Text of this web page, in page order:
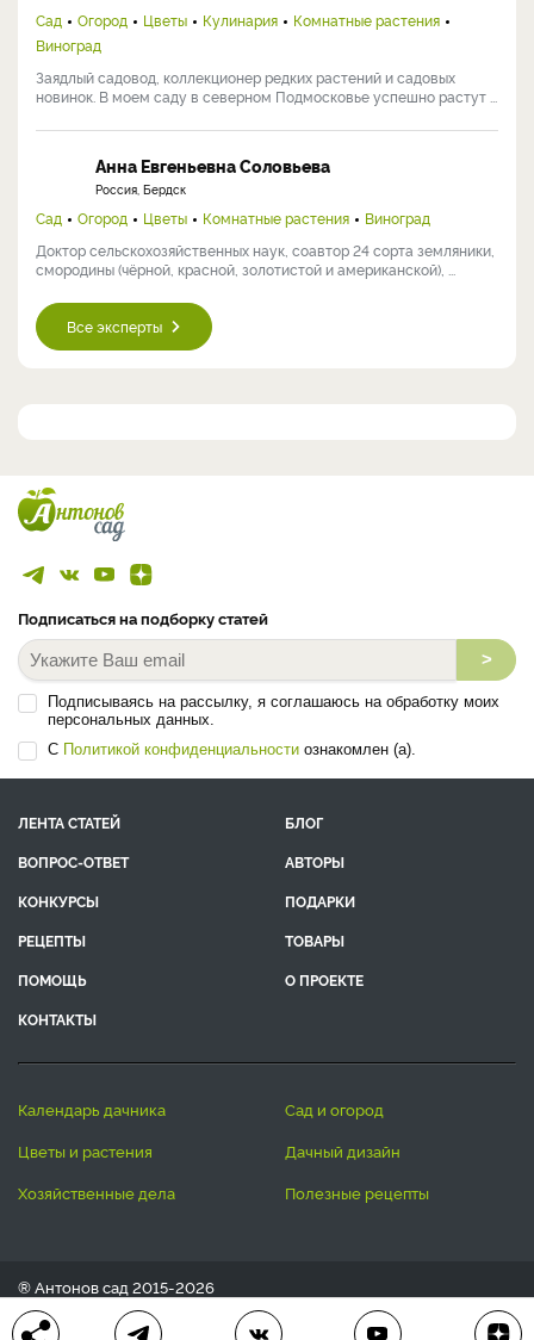
Сад Огород Цветы Кулинария
Комнатные растения
Виноград
Заядлый садовод, коллекционер редких растений и садовых
новинок. В моем саду в северном Подмосковье успешно растут ...
Анна Евгеньевна Соловьева
Россия, Бердск
Сад Огород Цветы Комнатные растения
Виноград
Доктор сельскохозяйственных наук, соавтор 24 сорта земляники,
смородины (чёрной, красной, золотистой и американской), ...
Все эксперты
Подписаться на подборку статей
>
Подписываясь на рассылку, я соглашаюсь на обработку моих
персональных данных.
С Политикой конфиденциальности ознакомлен (а).
ЛЕНТА СТАТЕЙ
БЛОГ
ВОПРОС-ОТВЕТ
АВТОРЫ
КОНКУРСЫ
ПОДАРКИ
РЕЦЕПТЫ
ТОВАРЫ
ПОМОЩЬ
О ПРОЕКТЕ
КОНТАКТЫ
календарь дачника
сад и огород
цветы и растения
дачный дизайн
хозяйственные дела
полезные рецепты
® Антонов сад 2015-2026
Политика конфиденциальности